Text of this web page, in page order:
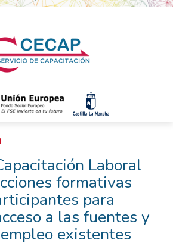
Laboral
formativas
para
a las fuentes y
existentes